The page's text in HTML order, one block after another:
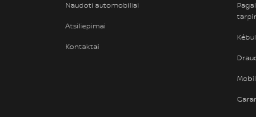
Naudoti automobiliai
Atsiliepimai
Kontaktai